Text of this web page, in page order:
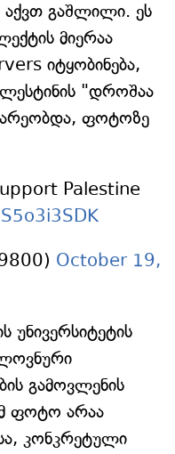
აქვთ გაშლილი. ეს
მიერაა
იტყობინება,
"დროშაა
ფოტოზე
Palestine
October 19,
უნივერსიტეტის
გამოვლენის
ფოტო არაა
კონკრეტული